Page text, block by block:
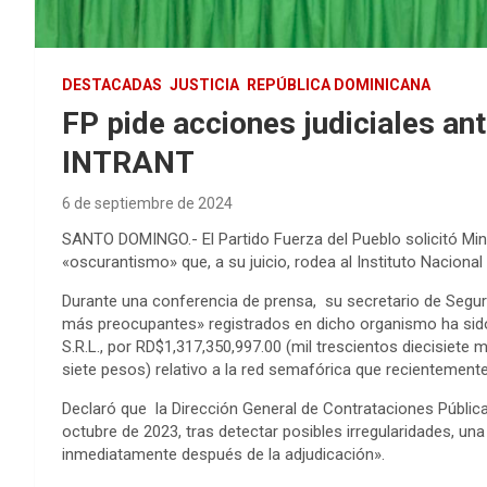
DESTACADAS JUSTICIA REPÚBLICA DOMINICANA
FP pide acciones judiciales
INTRANT
6 de septiembre de 2024
SANTO DOMINGO.- El Partido Fuerza del Pueblo solicitó
«oscurantismo» que, a su juicio, rodea al Instituto
Durante una conferencia de prensa, su secretario de
más preocupantes» registrados en dicho organismo ha
S.R.L., por RD$1,317,350,997.00 (mil trescientos
siete pesos) relativo a la red semafórica que
Declaró que la Dirección General de Contrataciones
octubre de 2023, tras detectar posibles irregularidades,
inmediatamente después de la adjudicación».